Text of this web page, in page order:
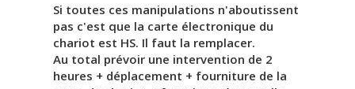
Si toutes ces manipulations n'aboutissent
pas c'est que la carte électronique du
chariot est HS. Il faut la remplacer.
Au total prévoir une intervention de 2
heures + déplacement + fourniture de la